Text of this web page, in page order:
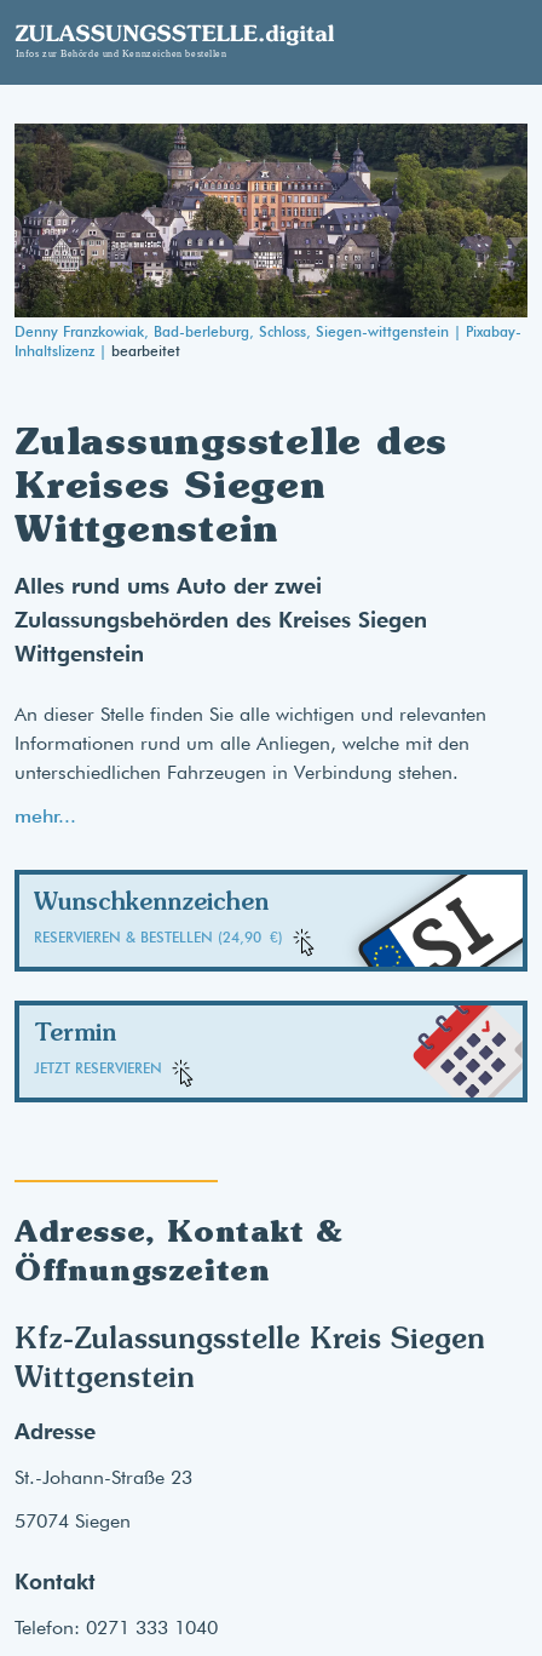
Denny Franzkowiak, Bad-berleburg, Schloss, Siegen-wittgenstein | Pixabay-
Inhaltslizenz | bearbeitet
Zulassungsstelle des
Kreises Siegen
Wittgenstein
Alles rund ums Auto der zwei
Zulassungsbehörden des Kreises Siegen
Wittgenstein
An dieser Stelle finden Sie alle wichtigen und relevanten
Informationen rund um alle Anliegen, welche mit den
unterschiedlichen Fahrzeugen in Verbindung stehen.
mehr...
Wunschkennzeichen
RESERVIEREN & BESTELLEN (24,90 €) SI
Termin
JETZT RESERVIEREN
Adresse, Kontakt &
Öffnungszeiten
Kfz-Zulassungsstelle Kreis Siegen
Wittgenstein
Adresse
St.-Johann-Straße 23
57074 Siegen
Kontakt
Telefon: 0271 333 1040